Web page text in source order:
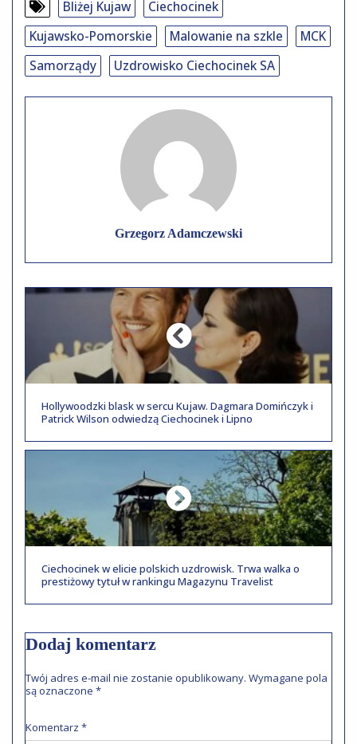
Bliżej Kujaw
Ciechocinek
Kujawsko-Pomorskie
Malowanie na szkle
MCK
Samorządy
Uzdrowisko Ciechocinek SA
Grzegorz Adamczewski
Hollywoodzki blask w sercu Kujaw. Dagmara Domińczyk i
Patrick Wilson odwiedzą Ciechocinek i Lipno
Ciechocinek w elicie polskich uzdrowisk. Trwa walka o
prestiżowy tytuł w rankingu Magazynu Travelist
Dodaj komentarz
Twój adres e-mail nie zostanie opublikowany. Wymagane pola
są oznaczone *
Komentarz *